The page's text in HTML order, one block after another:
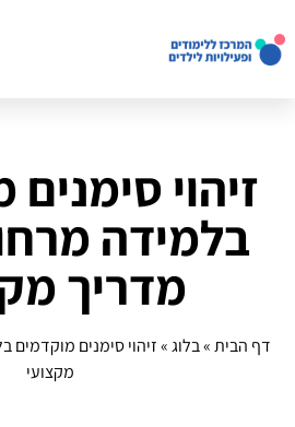
זיהוי
בלמידה
מדריך
דף הבית»בלוג»זיהוי סימנים
מקצועי